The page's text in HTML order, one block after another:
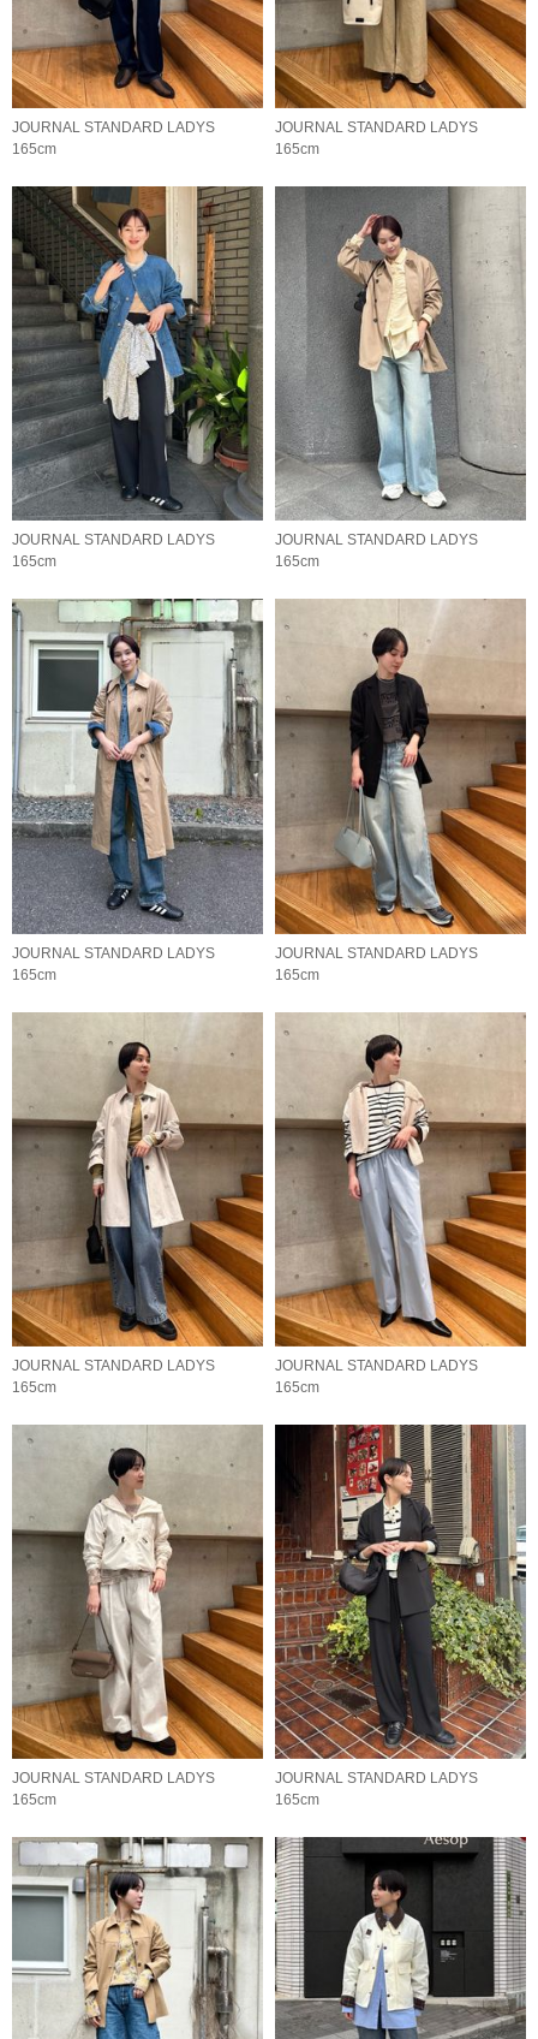
JOURNAL STANDARD LADYS
165cm
JOURNAL STANDARD LADYS
165cm
JOURNAL STANDARD LADYS
165cm
JOURNAL STANDARD LADYS
165cm
JOURNAL STANDARD LADYS
165cm
JOURNAL STANDARD LADYS
165cm
JOURNAL STANDARD LADYS
165cm
JOURNAL STANDARD LADYS
165cm
JOURNAL STANDARD LADYS
165cm
JOURNAL STANDARD LADYS
165cm